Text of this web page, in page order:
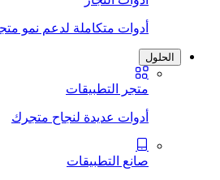
أدوات متكاملة لدعم نمو
الحلول
متجر التطبيقات
أدوات عديدة لنجاح متجرك
صانع التطبيقات